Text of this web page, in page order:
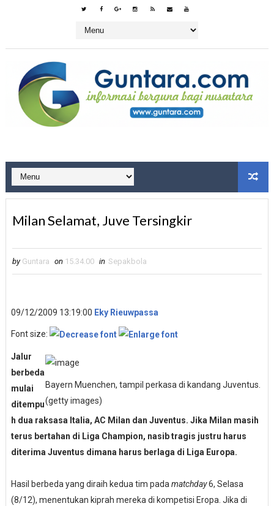
Milan Selamat, Juve Tersingkir
by Guntara on 15.34.00 in Sepakbola
09/12/2009 13:19:00 Eky Rieuwpassa
Font size:
Bayern Muenchen, tampil perkasa di kandang Juventus.
(getty images)
Jalur
berbeda
mulai
ditempu
h dua raksasa Italia, AC Milan dan Juventus. Jika Milan masih
terus bertahan di Liga Champion, nasib tragis justru harus
diterima Juventus dimana harus berlaga di Liga Europa.
Hasil berbeda yang diraih kedua tim padamatchday6, Selasa
(8/12), menentukan kiprah mereka di kompetisi Eropa. Jika di